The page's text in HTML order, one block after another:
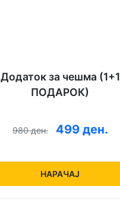
Додаток за чешма (1+1
ПОДАРОК)
980 ден. 499 ден.
НАРАЧАЈ